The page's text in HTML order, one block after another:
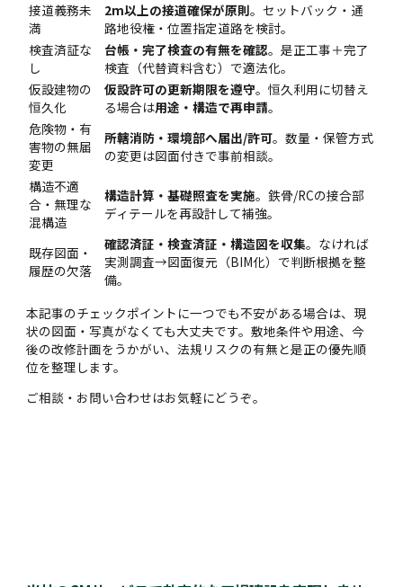
接道義務未
満
2m以上の接道確保が原則。セットバック・通
路地役権・位置指定道路を検討。
検査済証な
し
台帳・完了検査の有無を確認。是正工事＋完了
検査（代替資料含む）で適法化。
仮設建物の
恒久化
仮設許可の更新期限を遵守。恒久利用に切替え
る場合は用途・構造で再申請。
危険物・有
害物の無届
変更
所轄消防・環境部へ届出/許可。数量・保管方式
の変更は図面付きで事前相談。
構造不適
合・無理な
混構造
構造計算・基礎照査を実施。鉄骨/RCの接合部
ディテールを再設計して補強。
既存図面・
履歴の欠落
確認済証・検査済証・構造図を収集。なければ
実測調査→図面復元（BIM化）で判断根拠を整
備。
本記事のチェックポイントに一つでも不安がある場合は、現
状の図面・写真がなくても大丈夫です。敷地条件や用途、今
後の改修計画をうかがい、法規リスクの有無と是正の優先順
位を整理します。
ご相談・お問い合わせはお気軽にどうぞ。